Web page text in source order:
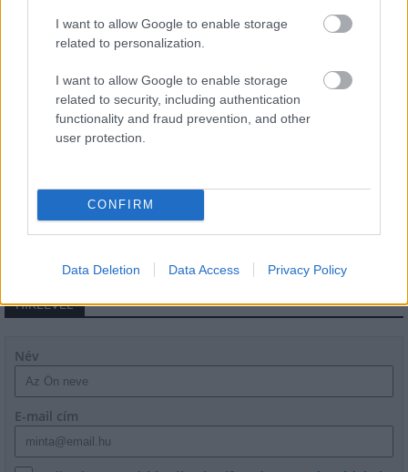
I want to allow Google to enable storage
related to personalization.
I want to allow Google to enable storage
related to security, including authentication
functionality and fraud prevention, and other
user protection.
CONFIRM
Data Deletion Data Access Privacy Policy
Flórián téri felüljárón
árnyékában?
HÍRLEVÉL
Név
E-mail cím